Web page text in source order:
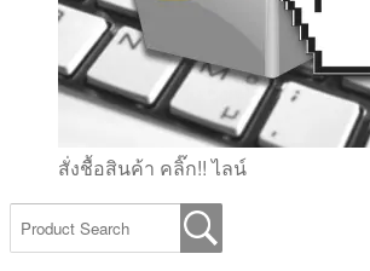
สั่งชื้อสินค้า คลิ๊ก!! ไลน์